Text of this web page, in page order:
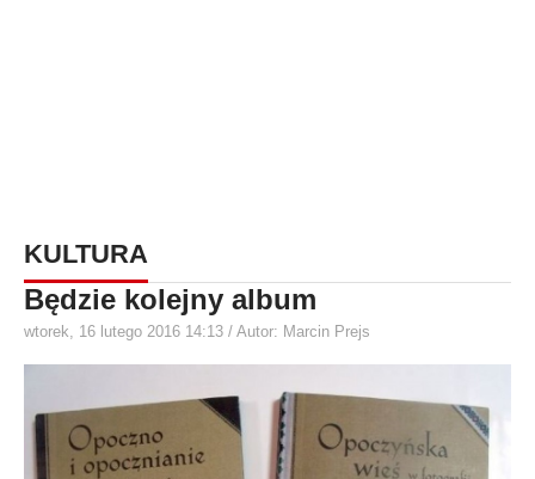
KULTURA
Będzie kolejny album
wtorek, 16 lutego 2016 14:13 / Autor: Marcin Prejs